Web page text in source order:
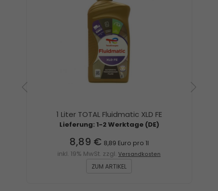
1 Liter TOTAL Fluidmatic XLD FE
Lieferung: 1-2 Werktage (DE)
8,89 € 8,89 Euro pro 1l
inkl. 19% MwSt. zzgl.Versandkosten
ZUM ARTIKEL